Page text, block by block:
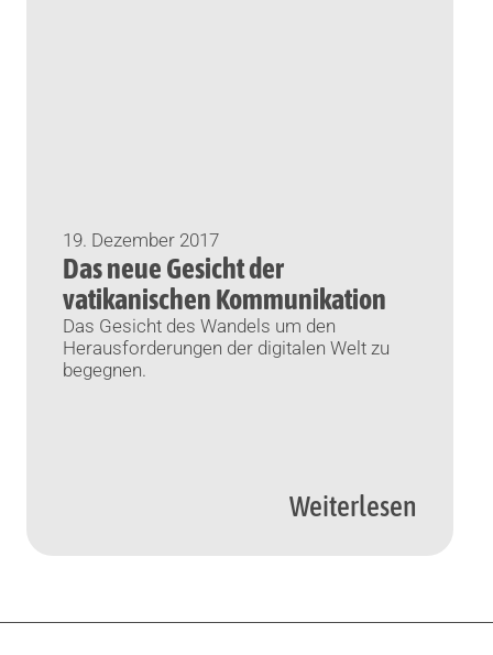
19. Dezember 2017
Das neue Gesicht der
vatikanischen Kommunikation
Das Gesicht des Wandels um den
Herausforderungen der digitalen Welt zu
begegnen.
Weiterlesen